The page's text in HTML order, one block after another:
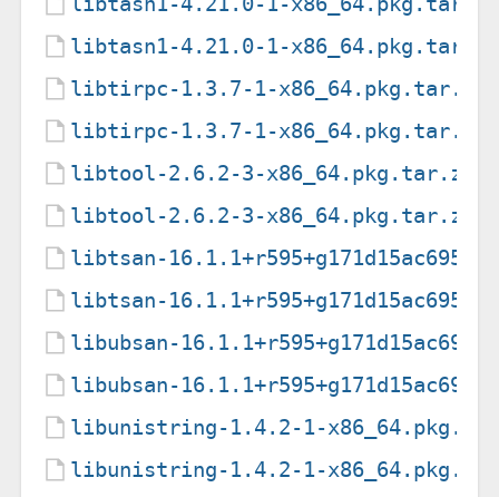
libtasn1-4.21.0-1-
libtirpc-1.3.7-1-x86_64.pkg.tar.zst
libtirpc-1.3.7-1-
libtool-2.6.2-3-x86_64.pkg.tar.zst
libtool-2.6.2-3-
libtsan-
libtsan-
libubsan-
libubsan-
libunistring-1.4.2-1-
libunistring-1.4.2-1-